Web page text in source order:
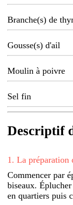
Branche(s) de
Gousse(s) d'ail
Moulin à poivre
Sel fin
Descriptif
1 . La préparation
Commencer par
biseaux.
en quartiers puis